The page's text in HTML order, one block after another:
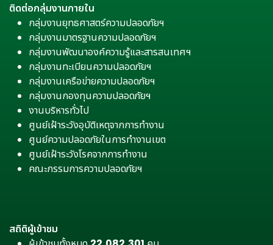
ติดต่อกลุ่มงานภายใน
กลุ่มงานยุทธศาสตร์ความปลอดภัยฯ
กลุ่มงานมาตรฐานความปลอดภัยฯ
กลุ่มงานพัฒนาองค์ความรู้และสารสนเทศฯ
กลุ่มงานทะเบียนความปลอดภัยฯ
กลุ่มงานเครือข่ายความปลอดภัยฯ
กลุ่มงานกองทุนความปลอดภัยฯ
งานบริหารทั่วไป
ศูนย์เฝ้าระวังอุบัติเหตุจากการทำงาน
ศูนย์ความปลอดภัยในการทำงานเขต
ศูนย์เฝ้าระวังโรคจากการทำงาน
คณะกรรมการความปลอดภัยฯ
สถิติผู้เข้าชม